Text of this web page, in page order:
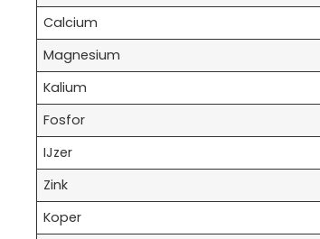
Calcium
Magnesium
Kalium
Fosfor
IJzer
Zink
Koper